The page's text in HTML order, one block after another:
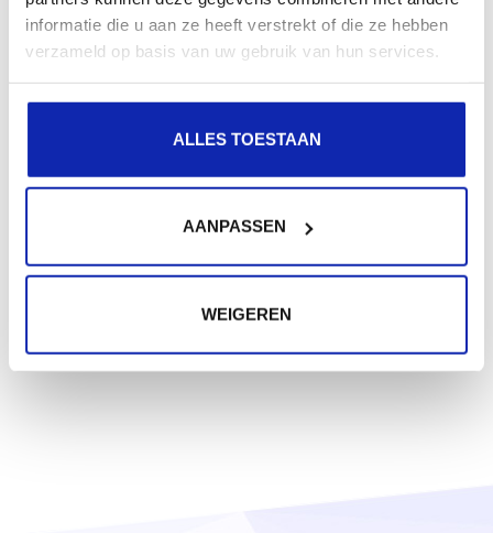
informatie die u aan ze heeft verstrekt of die ze hebben
verzameld op basis van uw gebruik van hun services.
ALLES TOESTAAN
AANPASSEN
WEIGEREN